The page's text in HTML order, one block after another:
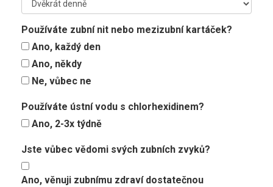
Používáte zubní nit nebo mezizubní kartáček?
Ano, každý den
Ano, někdy
Ne, vůbec ne
Používáte ústní vodu s chlorhexidinem?
Ano, 2-3x týdně
Jste vůbec vědomi svých zubních zvyků?
Ano, věnuji zubnímu zdraví dostatečnou